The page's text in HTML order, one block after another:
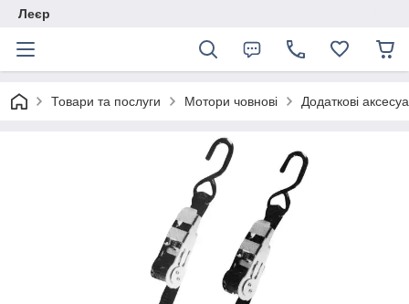
Леєр
Товари та послуги Мотори човнові Додаткові